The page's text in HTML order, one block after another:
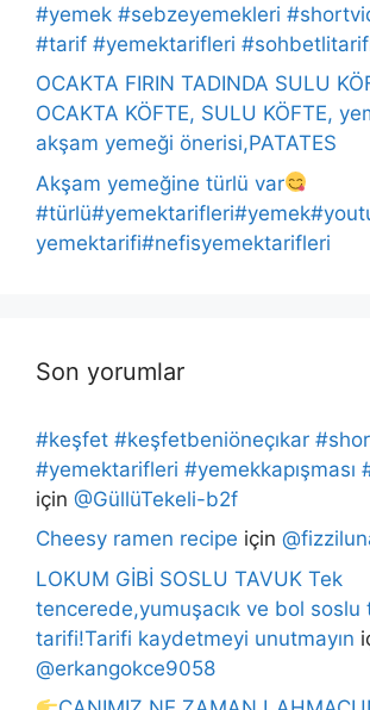
#yemek #sebzeyemekleri
#tarif #yemektarifleri
OCAKTA FIRIN TADINDA SULU
OCAKTA KÖFTE, SULU KÖFTE,
akşam yemeği önerisi,PATATES
Akşam yemeğine türlü var
yemektarifi#nefisyemektarifleri
Son yorumlar
#keşfet #keşfetbeniöneçıkar
#yemektarifleri #yemekkapışması
için @GüllüTekeli-b2f
Cheesy ramen recipe için
LOKUM GİBİ SOSLU TAVUK Tek
tencerede,yumuşacık ve bol soslu
tarifi!Tarifi kaydetmeyi unutmayın
@erkangokce9058